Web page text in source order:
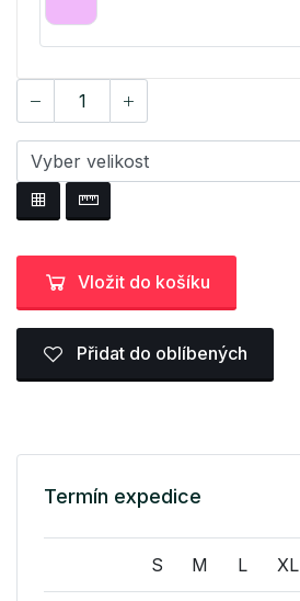
Vložit do košíku
Přidat do oblíbených
Termín expedice
S M L XL